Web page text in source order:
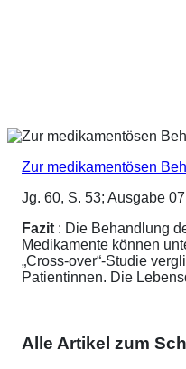
Zur medikamentösen
Jg. 60, S. 53; Ausgabe
Fazit : Die Behandlung
Medikamente können
„Cross-over“-Studie
Patientinnen. Die
Alle Artikel zum